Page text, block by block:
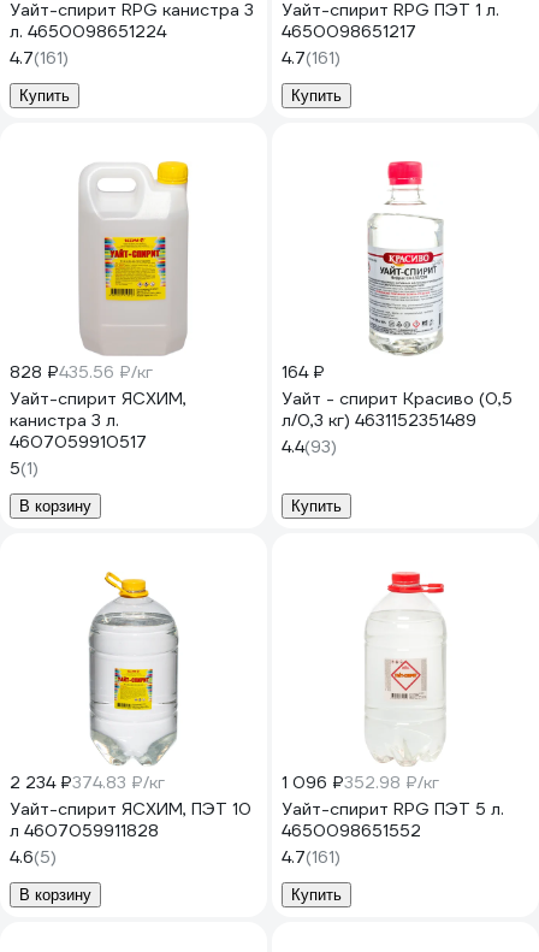
Уайт-спирит RPG канистра 3
л. 4650098651224
4.7(161)
Купить
Уайт-спирит RPG ПЭТ 1 л.
4650098651217
4.7(161)
Купить
828 ₽435.56 ₽/кг
Уайт-спирит ЯСХИМ,
канистра 3 л.
4607059910517
5(1)
В корзину
164 ₽
Уайт - спирит Красиво (0,5
л/0,3 кг) 4631152351489
4.4(93)
Купить
2 234 ₽374.83 ₽/кг
Уайт-спирит ЯСХИМ, ПЭТ 10
л 4607059911828
4.6(5)
В корзину
1 096 ₽352.98 ₽/кг
Уайт-спирит RPG ПЭТ 5 л.
4650098651552
4.7(161)
Купить